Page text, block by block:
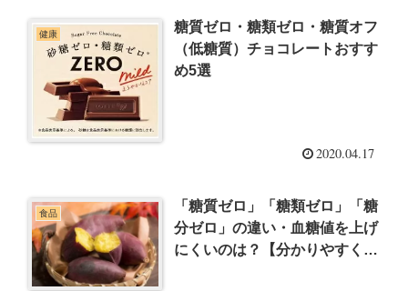
健康
糖質ゼロ・糖類ゼロ・糖質オフ
（低糖質）チョコレートおすす
め5選
2020.04.17
食品
「糖質ゼロ」「糖類ゼロ」「糖
分ゼロ」の違い・血糖値を上げ
にくいのは？【分かりやすく解